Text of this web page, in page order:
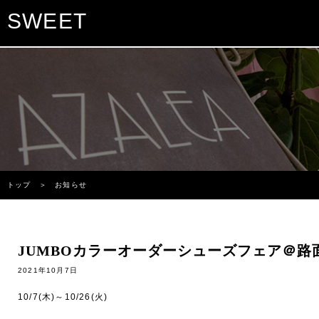
SWEET
トップ ＞ お知らせ
JUMBOカラーオーダーシューズフェア＠路
2021年10月7日
10/7(木)～10/26(火)